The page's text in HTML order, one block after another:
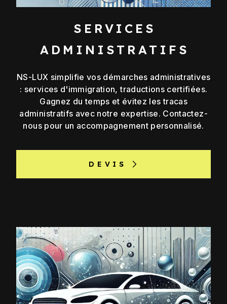
SERVICES
ADMINISTRATIFS
NS-LUX simplifie vos démarches administratives
: services d'immigration, traductions certifiées.
Gagnez du temps et évitez les tracas
administratifs avec notre expertise. Contactez-
nous pour un accompagnement personnalisé.
DEVIS